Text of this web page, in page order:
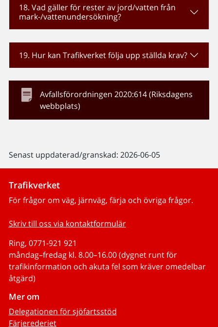
18. Vad gäller för rester av jord/vatten från
mark-/vattenundersökning?
19. Hur kan Trafikverket följa upp ställda krav?
Avfallsförordningen 2020:614 (Riksdagens
webbplats)
Senast uppdaterad/granskad: 2026-06-05
Trafikverket
För frågor om väg, järnväg, färja och övriga frågor.
Skriv till oss via kontaktformulär
Ring, 0771-921 921
måndag–fredag kl. 8.00–16.00 (dygnet runt för
trafikinformation och akuta fel som kräver omedelbar
åtgärd)
Mer om
Delegationen för sjöfartsstöd
Färjerederiet